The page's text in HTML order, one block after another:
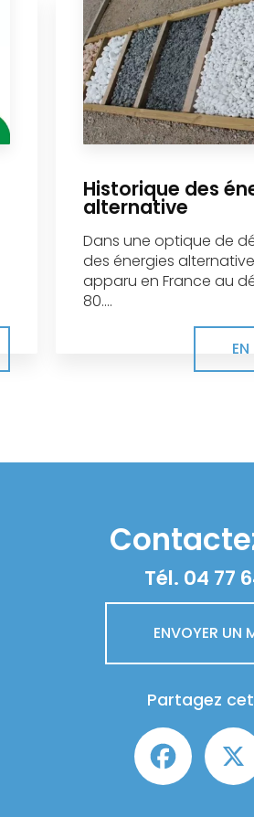
Historique des
alternative
Dans une optique de
des énergies
apparu en France au
80....
Tél. 04 77
ENVOYER UN
Partagez